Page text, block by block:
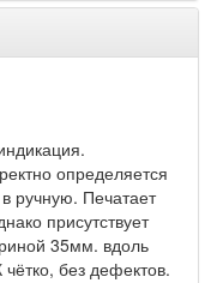
определяется
ручную. Печатает
присутствует
35мм. вдоль
без дефектов.